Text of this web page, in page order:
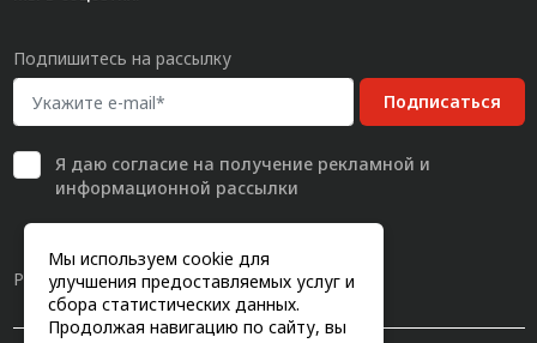
Мы используем cookie для
улучшения предоставляемых услуг и
сбора статистических данных.
Продолжая навигацию по сайту, вы
Подпишитесь на рассылку
Подписаться
Я даю согласиена получение рекламной и
информационной рассылки
Разработка сайта